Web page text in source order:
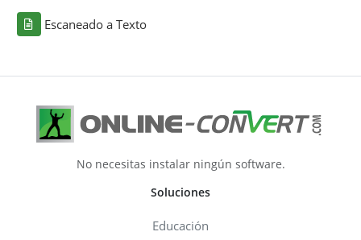
Escaneado a Texto
No necesitas instalar ningún software.
Soluciones
Educación